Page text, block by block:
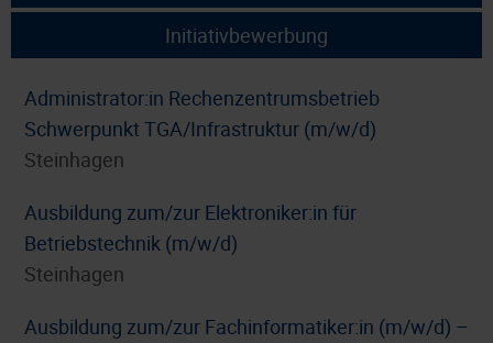
Initiativbewerbung
Administrator:in Rechenzentrumsbetrieb
Schwerpunkt TGA/Infrastruktur (m/w/d)
Steinhagen
Ausbildung zum/zur Elektroniker:in für
Betriebstechnik (m/w/d)
Steinhagen
Ausbildung zum/zur Fachinformatiker:in (m/w/d) –